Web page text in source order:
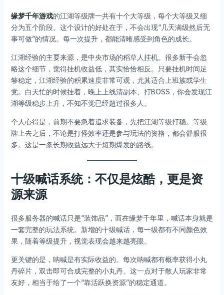
缘梦千年游戏的江湖等级牌一共有十个大等级，每个大等级又细
分为五个阶段。这个设计的好处在于，不会出现“几天满级然后无
事可做”的情况。每一次提升，都能清晰感受到角色的成长。
江湖经验的主要来源，是中央市场的稻草人挂机。很多新手会忽
略这个细节，觉得挂机收益低，其实恰恰相反。只要挂机时间足
够稳定，江湖经验的积累速度非常可观，尤其适合上班族或学生
党。白天忙的时候挂着，晚上上线清副本、打BOSS，你会发现江
湖等级稳步上升，不知不觉已经超过很多人。
个人心得是，前期不要急着追求装备，先把江湖等级打稳。等级
牌上去之后，不论是打怪效率还是参与玩法的资格，都会舒服很
多。这是一条长期收益远大于短期爆发的路线。
十级喊话系统：不仅是炫酷，更是资
源来源
很多服务器的喊话只是“装饰品”，而在缘梦千年里，喊话本身就是
一套完整的玩法系统。新增的十级喊话，每一级都有不同颜色效
果，随着等级提升，视觉表现会越来越亮眼。
更关键的是，呐喊是有实际收益的。每次呐喊都有概率获得小丸
丹碎片，双击即可合成完整的小丸丹。这一点对于散人玩家非常
友好，相当于给了一个“靠活跃换资源”的稳定通道。